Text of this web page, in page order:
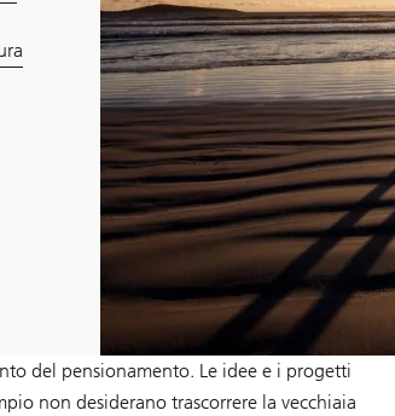
del pensionamento. Le idee e i progetti
non desiderano trascorrere la vecchiaia